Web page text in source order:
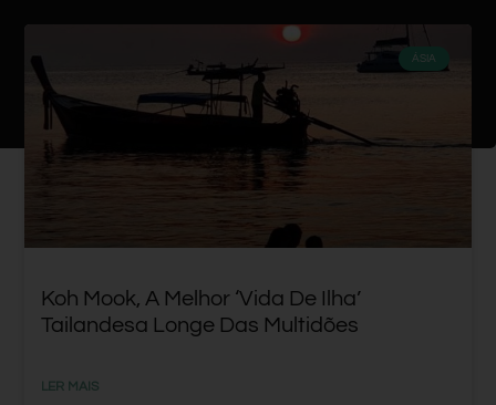
ÁSIA
Koh Mook, A Melhor ‘vida De Ilha’
Tailandesa Longe Das Multidões
LER MAIS